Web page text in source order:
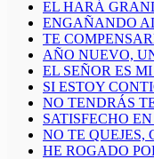
EL HARÁ
ENGAÑANDO
TE
AÑO NUEVO,
EL SEÑOR ES
SI ESTOY
NO TENDRÁS
SATISFECHO
NO TE QUEJES,
HE ROGADO